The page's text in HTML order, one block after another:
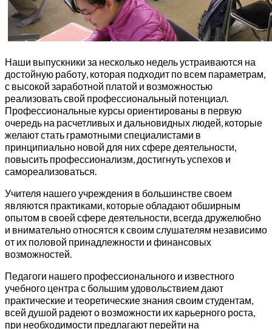
Наши выпускники за несколько недель устраиваются на
достойную работу, которая подходит по всем параметрам,
с высокой заработной платой и возможностью
реализовать свой профессиональный потенциал.
Профессиональные курсы ориентированы в первую
очередь на расчетливых и дальновидных людей, которые
желают стать грамотными специалистами в
принципиально новой для них сфере деятельности,
повысить профессионализм, достигнуть успехов и
самореализоваться.
Учителя нашего учреждения в большинстве своем
являются практиками, которые обладают обширным
опытом в своей сфере деятельности, всегда дружелюбно
и внимательно относятся к своим слушателям независимо
от их половой принадлежности и финансовых
возможностей.
Педагоги нашего профессионального и известного
учебного центра с большим удовольствием дают
практические и теоретические знания своим студентам,
всей душой радеют о возможности их карьерного роста,
при необходимости предлагают перейти на